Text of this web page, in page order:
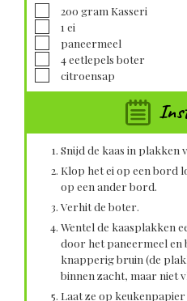
▢
200 gram Kasseri
▢1 ei
▢
paneermeel
▢4eetlepels boter
▢
citroensap
Snijd de kaas in plakken
Klop het ei op een bord
op een ander bord.
Verhit de boter.
Wentel de kaasplakken
door het paneermeel en
knapperig bruin (de
binnen zacht, maar niet
Laat ze op